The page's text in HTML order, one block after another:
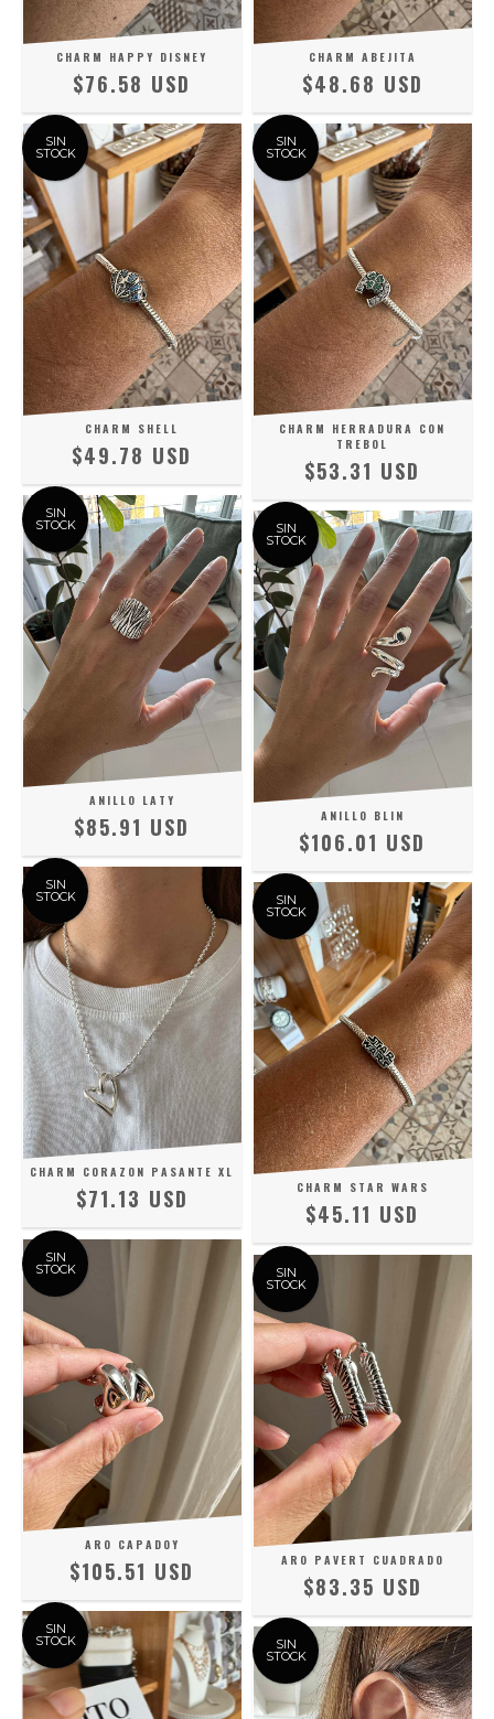
CHARM HAPPY DISNEY
$76.58 USD
CHARM ABEJITA
$48.68 USD
SIN
STOCK
CHARM SHELL
$49.78 USD
SIN
STOCK
CHARM HERRADURA CON
TREBOL
$53.31 USD
SIN
STOCK
ANILLO LATY
$85.91 USD
SIN
STOCK
ANILLO BLIN
$106.01 USD
SIN
STOCK
CHARM CORAZON PASANTE XL
$71.13 USD
SIN
STOCK
CHARM STAR WARS
$45.11 USD
SIN
STOCK
ARO CAPADOY
$105.51 USD
SIN
STOCK
ARO PAVERT CUADRADO
$83.35 USD
SIN
STOCK SIN
STOCK